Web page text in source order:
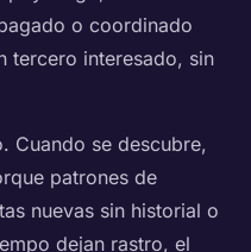
o coordinado
tercero interesado, sin
Cuando se descubre,
patrones de
nuevas sin historial o
dejan rastro, el